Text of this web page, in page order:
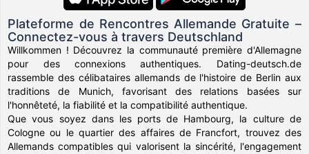
Plateforme de Rencontres Allemande Gratuite –
Connectez-vous à travers Deutschland
Willkommen ! Découvrez la communauté première d'Allemagne
pour des connexions authentiques. Dating-deutsch.de
rassemble des célibataires allemands de l'histoire de Berlin aux
traditions de Munich, favorisant des relations basées sur
l'honnêteté, la fiabilité et la compatibilité authentique.
Que vous soyez dans les ports de Hambourg, la culture de
Cologne ou le quartier des affaires de Francfort, trouvez des
Allemands compatibles qui valorisent la sincérité, l'engagement